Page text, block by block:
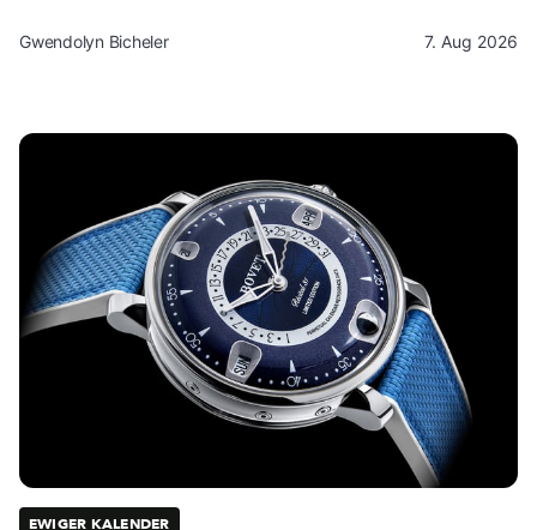
Gwendolyn Bicheler 7. Aug 2026
EWIGER KALENDER